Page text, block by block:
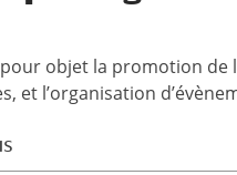
pour objet la promotion
et l’organisation